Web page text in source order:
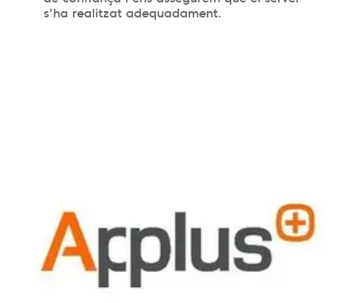
s'ha realitzat adequadament.